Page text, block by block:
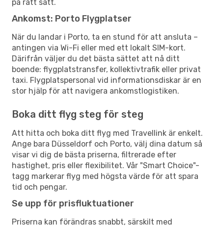
på rätt sätt.
Ankomst: Porto Flygplatser
När du landar i Porto, ta en stund för att ansluta –
antingen via Wi-Fi eller med ett lokalt SIM-kort.
Därifrån väljer du det bästa sättet att nå ditt
boende: flygplatstransfer, kollektivtrafik eller privat
taxi. Flygplatspersonal vid informationsdiskar är en
stor hjälp för att navigera ankomstlogistiken.
Boka ditt flyg steg för steg
Att hitta och boka ditt flyg med Travellink är enkelt.
Ange bara Düsseldorf och Porto, välj dina datum så
visar vi dig de bästa priserna, filtrerade efter
hastighet, pris eller flexibilitet. Vår "Smart Choice"-
tagg markerar flyg med högsta värde för att spara
tid och pengar.
Se upp för prisfluktuationer
Priserna kan förändras snabbt, särskilt med